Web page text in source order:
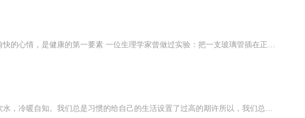
人生过的是心情，生活活的是心态。愉快的心情，是健康的第一要素 一位生理学家曾做过实验：把一支玻璃管插在正好是零摄氏度的冰水混合容器里，然后收集人们在不同情绪状态下的“气水”，描绘出了人生气的“心理地图”。实验发现，人在生气时呼出的“生气水...
心态好了，看什么都顺眼。生活如人饮水，冷暖自知。我们总是习惯的给自己的生活设置了过高的期许所以，我们总是忙碌，感觉更多的苦和累，降低了幸福感，活得很辛苦。但真实的世界是很残酷的，永远都不要把期待放在别人身上，因为沒人有义务要实现你的期待...